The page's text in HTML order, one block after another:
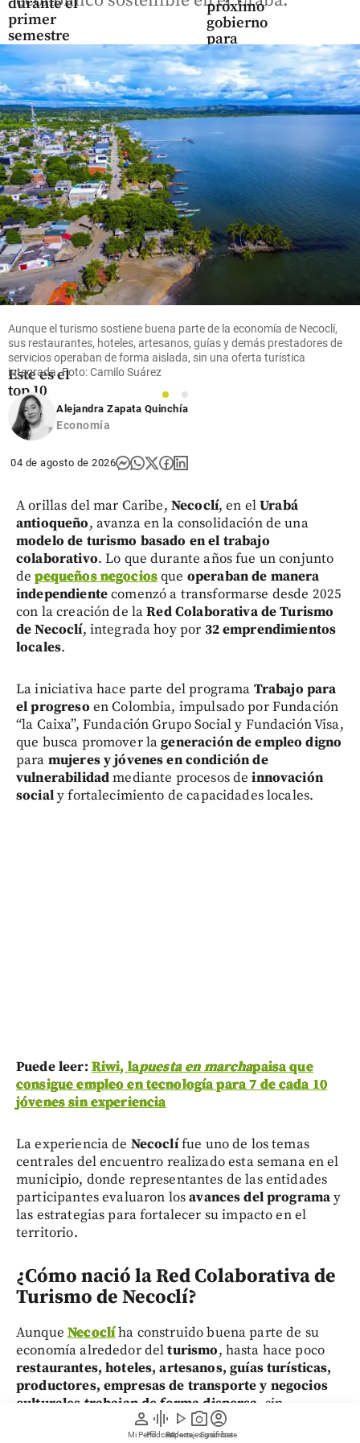
person
Mi Perfil
graphic_eq
Pódcast
play_arrow
Videos
photo_camera
Reportajes gráficos
account_circle
Suscríbete
durante el
primer
semestre
de 2026
share
próximo
gobierno
para
enfrentar
crisis de
salud
share
Economía
¿Cuáles
fueron los
carros
más
vendidos
en
Colombia
en julio?
Este es el
top 10
share
Aunque el turismo sostiene buena parte de la economía de Necoclí,
sus restaurantes, hoteles, artesanos, guías y demás prestadores de
servicios operaban de forma aislada, sin una oferta turística
integrada. Foto: Camilo Suárez
1
2
Alejandra Zapata Quinchía
Economía
04 de agosto de 2026
A orillas del mar Caribe, Necoclí, en elUrabá
antioqueño, avanza en la consolidación de una
modelo de turismo basado en el trabajo
colaborativo. Lo que durante años fue un conjunto
depequeños negociosque operaban de manera
independientecomenzó a transformarse desde 2025
con la creación de laRed Colaborativa de Turismo
de Necoclí, integrada hoy por 32 emprendimientos
locales.
La iniciativa hace parte del programa Trabajo para
el progreso en Colombia, impulsado por Fundación
“la Caixa”, Fundación Grupo Social y Fundación Visa,
que busca promover lageneración de empleo digno
para mujeres y jóvenes en condición de
vulnerabilidadmediante procesos deinnovación
socialy fortalecimiento de capacidades locales.
Puede leer: Riwi, lapuesta en marchapaisa que
consigue empleo en tecnología para 7 de cada 10
jóvenes sin experiencia
La experiencia de Necoclífue uno de los temas
centrales del encuentro realizado esta semana en el
municipio, donde representantes de las entidades
participantes evaluaron losavances del programay
las estrategias para fortalecer su impacto en el
territorio.
¿Cómo nació la Red Colaborativa de
Turismo de Necoclí?
AunqueNecoclíha construido buena parte de su
economía alrededor delturismo, hasta hace poco
restaurantes, hoteles, artesanos, guías turísticas,
productores, empresas de transporte y negocios
culturales trabajan de forma dispersa, sin
mecanismos de articulación que permitan
oferta turística conjunta